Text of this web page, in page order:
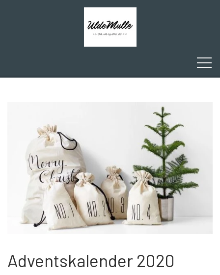
ULDEMULLE
KONTAKT
WEBSHOP
PLÖTULOPI
Adventskalender 2020